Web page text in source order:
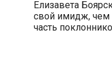
Елизавета
свой имидж,
часть